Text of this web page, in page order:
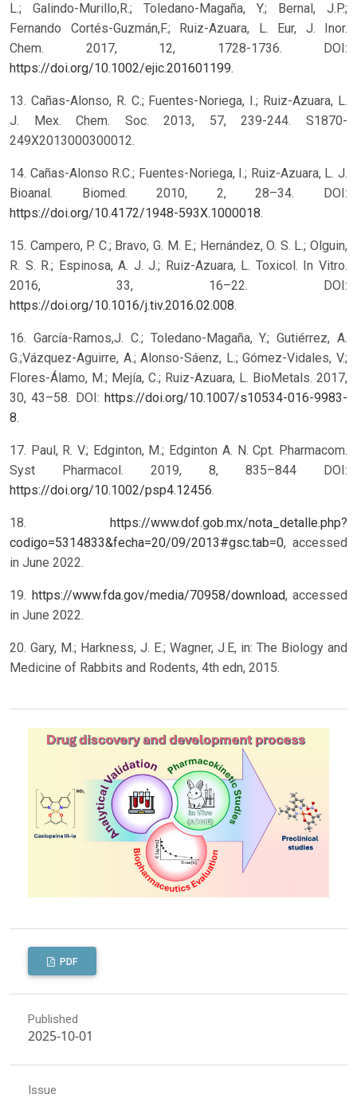
L.; Galindo-Murillo,R.; Toledano-Magaña, Y.; Bernal, J.P.;
Fernando Cortés-Guzmán,F.; Ruiz-Azuara, L. Eur, J. Inor.
Chem. 2017, 12, 1728-1736. DOI:
https://doi.org/10.1002/ejic.201601199.
13. Cañas-Alonso, R. C.; Fuentes-Noriega, I.; Ruiz-Azuara, L.
J. Mex. Chem. Soc. 2013, 57, 239-244. S1870-
249X2013000300012.
14. Cañas-Alonso R.C.; Fuentes-Noriega, I.; Ruiz-Azuara, L. J.
Bioanal. Biomed. 2010, 2, 28–34. DOI:
https://doi.org/10.4172/1948-593X.1000018.
15. Campero, P. C.; Bravo, G. M. E.; Hernández, O. S. L.; Olguin,
R. S. R.; Espinosa, A. J. J.; Ruiz-Azuara, L. Toxicol. In Vitro.
2016, 33, 16–22. DOI:
https://doi.org/10.1016/j.tiv.2016.02.008.
16. García-Ramos,J. C.; Toledano-Magaña, Y.; Gutiérrez, A.
G.;Vázquez-Aguirre, A.; Alonso-Sáenz, L.; Gómez-Vidales, V.;
Flores-Álamo, M.; Mejía, C.; Ruiz-Azuara, L. BioMetals. 2017,
30, 43–58. DOI: https://doi.org/10.1007/s10534-016-9983-
8.
17. Paul, R. V.; Edginton, M.; Edginton A. N. Cpt. Pharmacom.
Syst Pharmacol. 2019, 8, 835–844 DOI:
https://doi.org/10.1002/psp4.12456.
18.
https://www.dof.gob.mx/nota_detalle.php?
codigo=5314833&fecha=20/09/2013#gsc.tab=0, accessed
in June 2022.
19. https://www.fda.gov/media/70958/download, accessed
in June 2022.
20. Gary, M.; Harkness, J. E.; Wagner, J.E, in: The Biology and
Medicine of Rabbits and Rodents, 4th edn, 2015.
PDF
Published
2025-10-01
Issue